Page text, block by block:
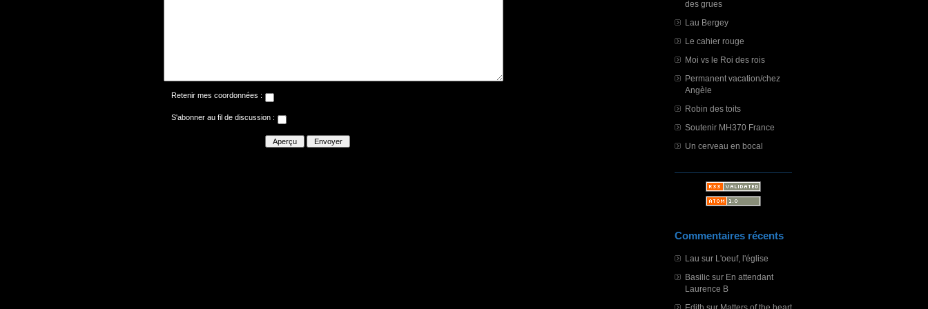
des grues
Lau Bergey
Le cahier rouge
Moi vs le Roi des rois
Permanent vacation/chez
Angèle
Robin des toits
Soutenir MH370 France
Un cerveau en bocal
Commentaires récents
Lau sur L'oeuf, l'église
Basilic sur En attendant
Laurence B
Retenir mes coordonnées :
S'abonner au fil de discussion :